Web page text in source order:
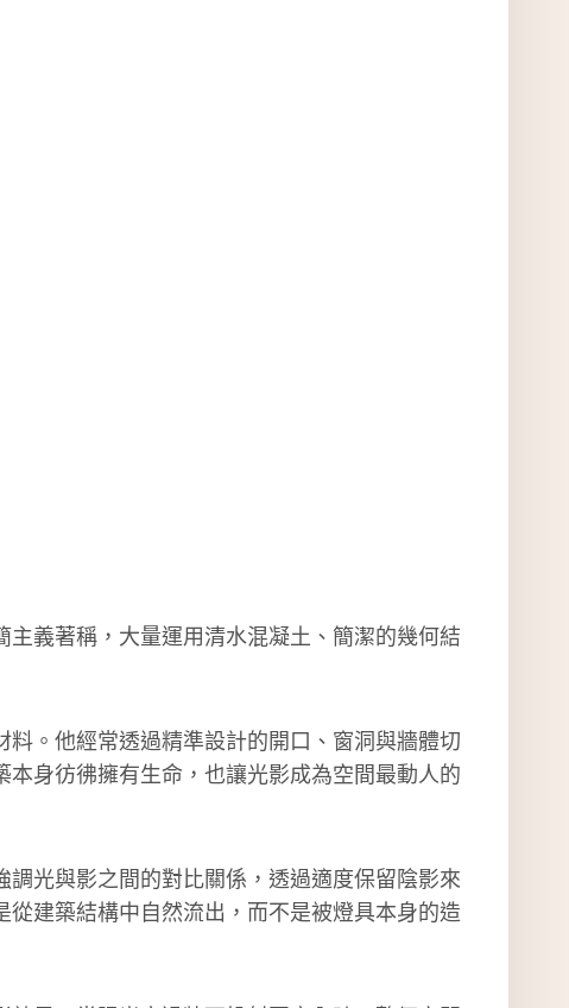
義著稱，大量運用清水混凝土、簡潔的幾何結
。他經常透過精準設計的開口、窗洞與牆體切
身彷彿擁有生命，也讓光影成為空間最動人的
光與影之間的對比關係，透過適度保留陰影來
建築結構中自然流出，而不是被燈具本身的造